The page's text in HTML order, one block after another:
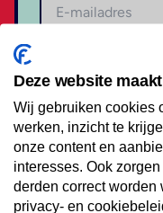
Volg ons op social
Deze website
Wij gebruiken cookies
werken, inzicht te
onze content en
interesses. Ook
derden correct worden
privacy- en